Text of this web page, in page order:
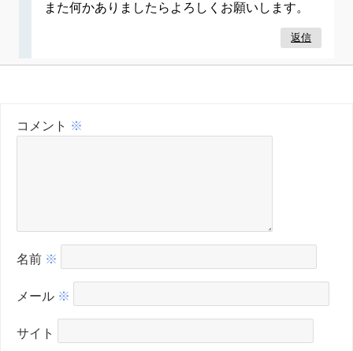
また何かありましたらよろしくお願いします。
返信
コメント ※
名前 ※
メール ※
サイト